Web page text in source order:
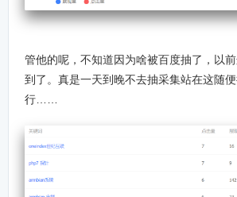
管他的呢，不知道因为啥被百度抽了，以
到了。真是一天到晚不去抽采集站在这随
行……